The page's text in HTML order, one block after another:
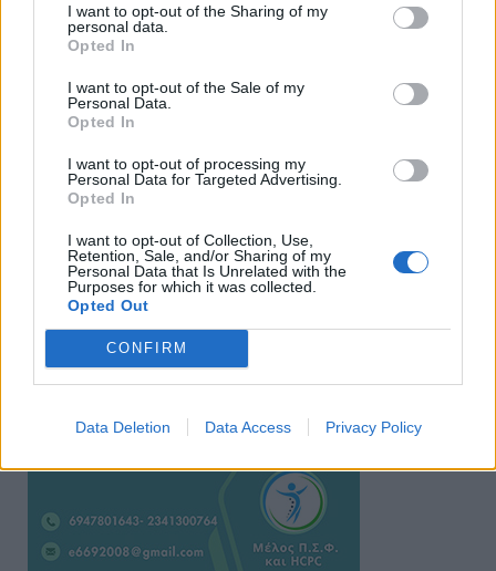
I want to opt-out of the Sharing of my
personal data.
Opted In
I want to opt-out of the Sale of my
Personal Data.
Opted In
I want to opt-out of processing my
Personal Data for Targeted Advertising.
Opted In
I want to opt-out of Collection, Use,
Retention, Sale, and/or Sharing of my
Personal Data that Is Unrelated with the
Purposes for which it was collected.
Opted Out
CONFIRM
Data Deletion Data Access Privacy Policy
Ειδήσεις 5-8-2026